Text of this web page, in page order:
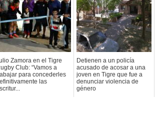
Zamora en el Tigre
Club: “Vamos a
para concederles
las
Detienen a un policía
acusado de acosar a una
joven en Tigre que fue a
denunciar violencia de
género